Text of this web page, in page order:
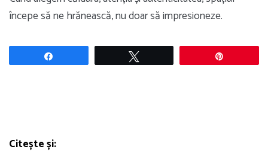
începe să ne hrănească, nu doar să impresioneze.
Citește și: